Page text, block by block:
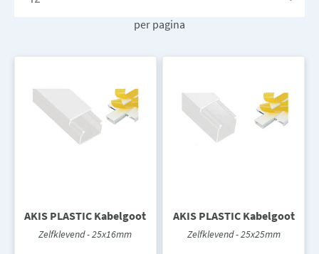
per pagina
AKIS PLASTIC Kabelgoot
Zelfklevend - 25x16mm
AKIS PLASTIC Kabelgoot
Zelfklevend - 25x25mm